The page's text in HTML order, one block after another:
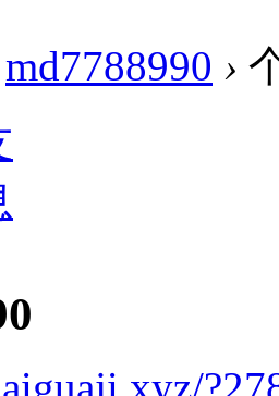
md7788990 ›